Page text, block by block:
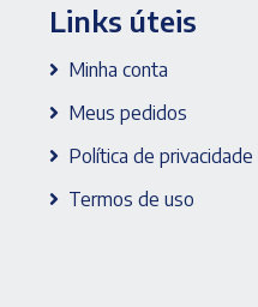
Links úteis
Minha conta
Meus pedidos
Política de privacidade
Termos de uso